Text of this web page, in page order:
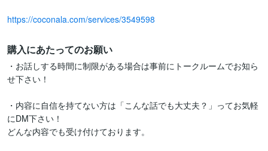
https://coconala.com/services/3549598
購入にあたってのお願い
・お話しする時間に制限がある場合は事前にトークルームでお知ら
せ下さい！
・内容に自信を持てない方は「こんな話でも大丈夫？」ってお気軽
にDM下さい！
どんな内容でも受け付けております。